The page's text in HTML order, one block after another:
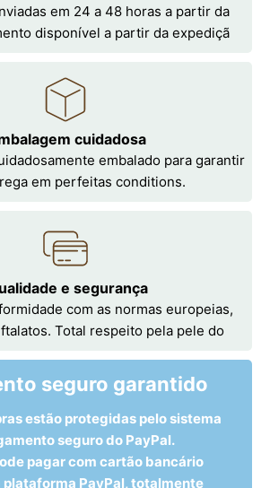
em 24 a 48 horas a partir da
disponível a partir da expediçã
cuidadosa
embalado para garantir
em perfeitas conditions.
e segurança
com as normas europeias,
Total respeito pela pele do
seguro garantido
estão protegidas pelo sistema
seguro do PayPal.
pagar com cartão bancário
plataforma PayPal, totalmente